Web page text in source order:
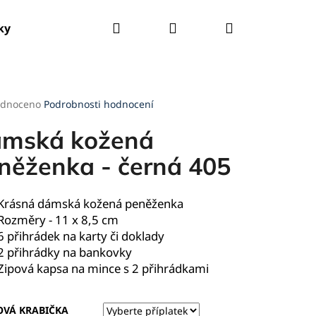
Kšandy Deštníky
Hledat PřihlášeníNákupní
Podrobnosti hodnocení
kožená
- černá 405
dámská kožená peněženka
- 11 x 8,5 cm
přihrádek na karty či doklady
přihrádky na bankovky
kapsa na mince s 2 přihrádkami
KRABIČKA